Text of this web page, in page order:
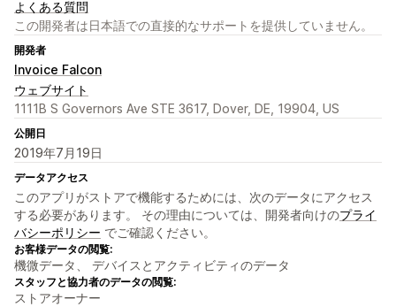
よくある質問
この開発者は日本語での直接的なサポートを提供していません。
開発者
Invoice Falcon
ウェブサイト
1111B S Governors Ave STE 3617, Dover, DE, 19904, US
公開日
2019年7月19日
データアクセス
このアプリがストアで機能するためには、次のデータにアクセス
する必要があります。 その理由については、開発者向けのプライ
バシーポリシー でご確認ください。
お客様データの閲覧:
機微データ、 デバイスとアクティビティのデータ
スタッフと協力者のデータの閲覧:
ストアオーナー